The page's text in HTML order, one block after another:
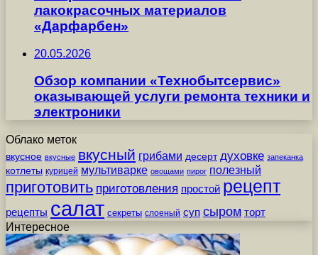
лакокрасочных материалов
«Дарфарбен»
20.05.2026
Обзор компании «Технобытсервис»
оказывающей услуги ремонта техники и
электроники
Облако меток
вкусное вкусные вкусный грибами десерт духовке запеканка
котлеты курицей мультиварке овощами пирог полезный
приготовить приготовления простой рецепт
рецепты салат секреты слоеный суп сыром торт
Интересное